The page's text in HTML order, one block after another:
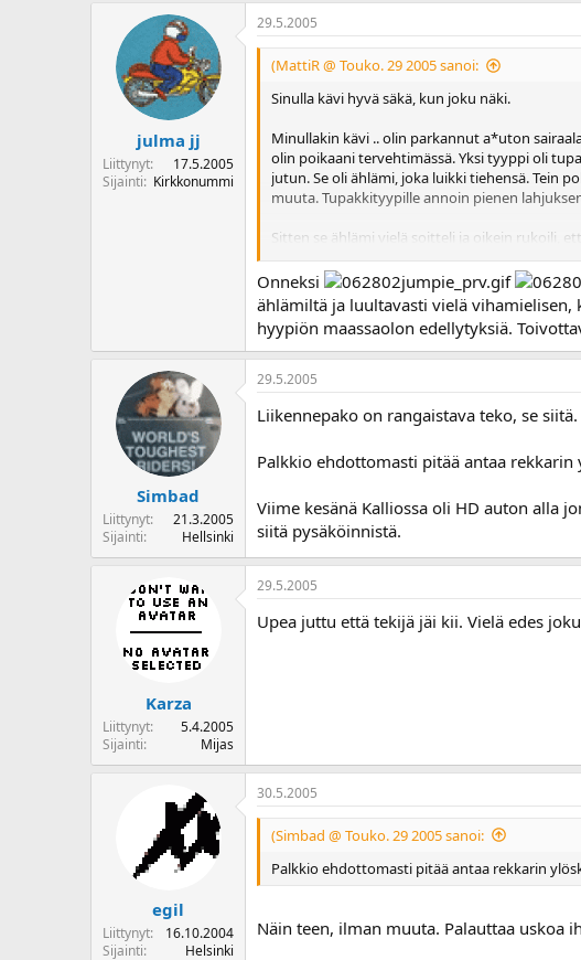
julma jj
Liittynyt
17.5.2005
Sijainti
Kirkkonummi
29.5.2005
(MattiR @ Touko. 29 2005 sanoi:
Sinulla kävi hyvä säkä, kun joku näki.
Minullakin kävi .. olin parkannut a*uton
olin poikaani tervehtimässä. Yksi tyyppi oli
jutun. Se oli ählämi, joka luikki tiehensä. Tein
muuta. Tupakkityypille annoin pienen
Sitten se ählämi vielä soitteli ja oikein rukoili,
sen poliisijutun ja että voitaisiin sopia kaikesta.
olisi pitänyt miettiä silloin, kun se kolhu
sopinutkin asiasta. Kun kerran lähti livohkaan,
kantaa tekosistaan kaiken vastuun. Olisi
Rehellisyydessä olisi ollut hyvätkin puolensa.
Onneksi
ählämiltä ja luultavasti vielä
hyypiön maassaolon edellytyksiä.
Simbad
Liittynyt
21.3.2005
Sijainti
Hellsinki
29.5.2005
Liikennepako on rangaistava teko, se siitä.
Palkkio ehdottomasti pitää antaa
Viime kesänä Kalliossa oli HD auton alla
siitä pysäköinnistä.
Karza
Liittynyt
5.4.2005
Sijainti
Mijas
29.5.2005
Upea juttu että tekijä jäi kii. Vielä edes
egil
Liittynyt
16.10.2004
Sijainti
Helsinki
30.5.2005
(Simbad @ Touko. 29 2005 sanoi:
Palkkio ehdottomasti pitää antaa rekkarin
Näin teen, ilman muuta. Palauttaa uskoa